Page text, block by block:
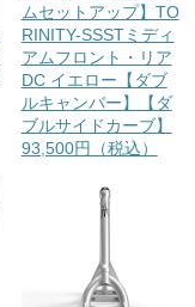
ムセットアップ】TO
RINITY-SSSTミディ
アムフロント・リア
DC イエロー【ダブ
ルキャンバー】【ダ
ブルサイドカーブ】
93,500円（税込）